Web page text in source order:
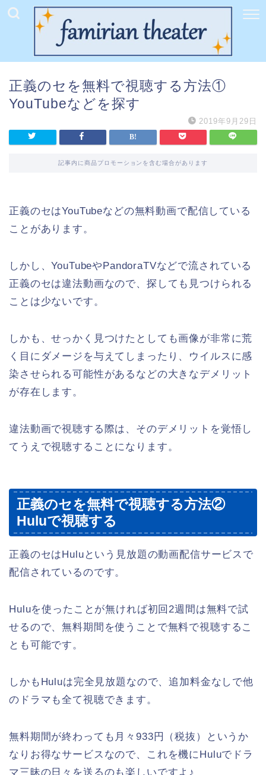
正義のセを無料で視聴する方法①
YouTubeなどを探す
2019年9月29日
記事内に商品プロモーションを含む場合があります
正義のセはYouTubeなどの無料動画で配信している
ことがあります。
しかし、YouTubeやPandoraTVなどで流されている
正義のセは違法動画なので、探しても見つけられる
ことは少ないです。
しかも、せっかく見つけたとしても画像が非常に荒
く目にダメージを与えてしまったり、ウイルスに感
染させられる可能性があるなどの大きなデメリット
が存在します。
違法動画で視聴する際は、そのデメリットを覚悟し
てうえで視聴することになります。
正義のセを無料で視聴する方法②
Huluで視聴する
正義のセはHuluという見放題の動画配信サービスで
配信されているのです。
Huluを使ったことが無ければ初回2週間は無料で試
せるので、無料期間を使うことで無料で視聴するこ
とも可能です。
しかもHuluは完全見放題なので、追加料金なしで他
のドラマも全て視聴できます。
無料期間が終わっても月々933円（税抜）というか
なりお得なサービスなので、これを機にHuluでドラ
マ三昧の日々を送るのも楽しいですよ♪